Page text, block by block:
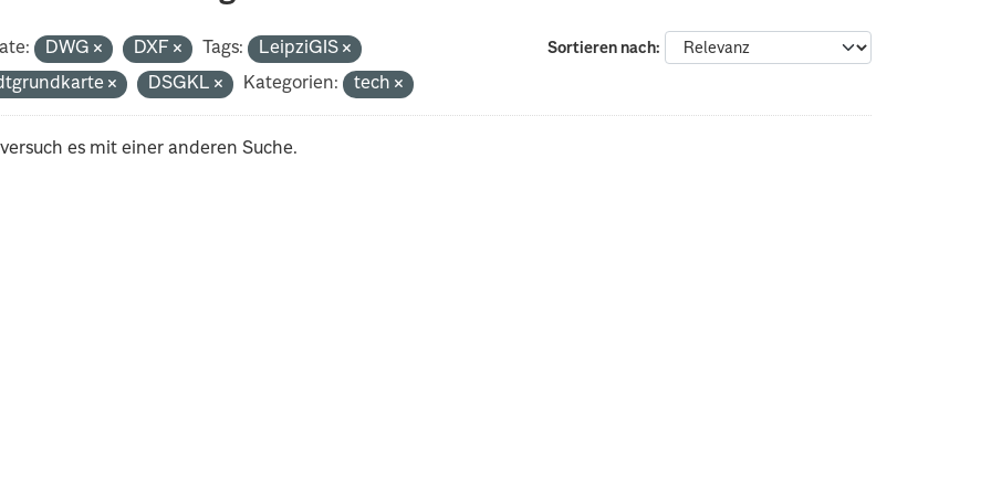
Sortieren nach
DWG DXF Tags:
LeipziGIS
DSGKL Kategorien: tech
es mit einer anderen Suche.